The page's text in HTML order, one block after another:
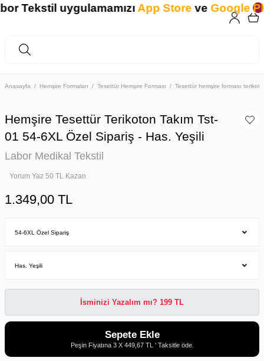
Anasayfa Hemşire Formaları Tesettür Hemşire Forması Tesettür hemşire forması
Hemşire Tesettür Terikoton Takım Tst-
01 54-6XL Özel Sipariş - Has. Yeşili
Labor Medikal Tekstil
Yorum Yaz 50 TL Kazan
1.349,00 TL
İsminizi Yazalım mı? 199 TL
Sepete Ekle
Peşin Fiyatına 3 X 449,67 TL ' Taksitle öde.
Tekstil uygulamamızıApp StoreveGoogle